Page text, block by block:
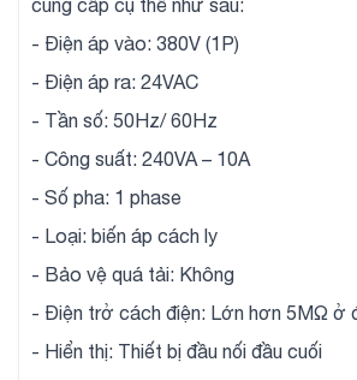
cung cấp cụ thể như sau:
- Điện áp vào: 380V (1P)
- Điện áp ra: 24VAC
- Tần số: 50Hz/ 60Hz
- Công suất: 240VA – 10A
- Số pha: 1 phase
- Loại: biến áp cách ly
- Bảo vệ quá tải: Không
- Điện trở cách điện: Lớn hơn 5MΩ ở
- Hiển thị: Thiết bị đầu nối đầu cuối